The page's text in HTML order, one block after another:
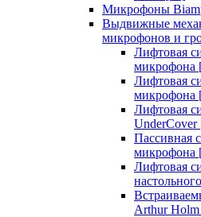
Микрофоны
Выдвижные
микрофонов и
Лифтовая
микрофона
Лифтовая
микрофона
Лифтовая
UnderCover
Пассивная
микрофона
Лифтовая
Arthur Holm